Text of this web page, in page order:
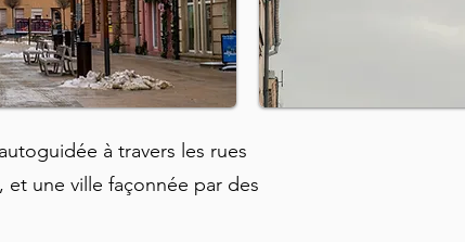
à travers les rues
et une ville façonnée par des